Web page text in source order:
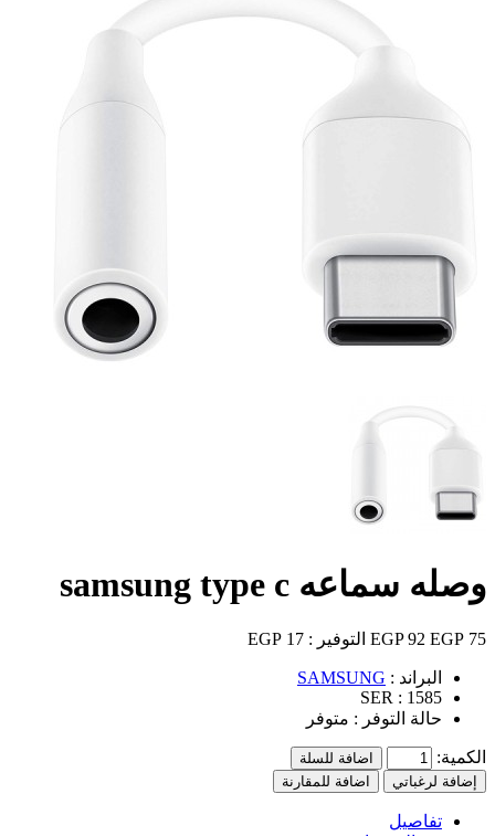
وصله سماعه samsung type c
75 EGP
92 EGP التوفير : 17 EGP
البراند : SAMSUNG
SER : 1585
حالة التوفر : متوفر
الكمية:
اضافة للسلة
إضافة لرغباتي
اضافة للمقارنة
تفاصيل